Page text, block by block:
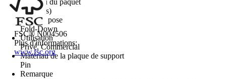
Contenu du paquet
6 Pièce(s)
Type de pose
Fold-Down
Utilisation
Privé, Commercial
Matériau de la plaque de support
Pin
Remarque
FSC® N004506
Plus d'informations:
www.fsc.org